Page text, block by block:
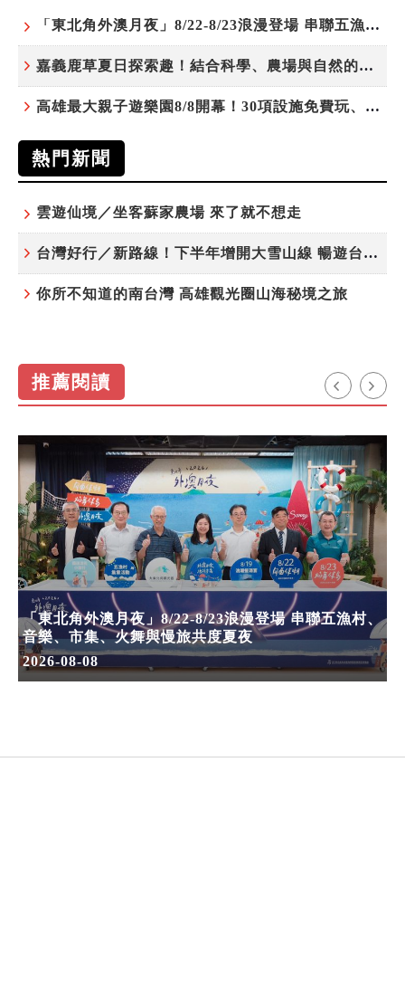
「東北角外澳月夜」8/22-8/23浪漫登場 串聯五漁村、音樂、市集、火舞與慢旅共度夏夜
嘉義鹿草夏日探索趣！結合科學、農場與自然的親子小旅行
高雄最大親子遊樂園8/8開幕！30項設施免費玩、YOYO家族嗨翻暑假
熱門新聞
雲遊仙境／坐客蘇家農場 來了就不想走
台灣好行／新路線！下半年增開大雪山線 暢遊台中更便利
你所不知道的南台灣 高雄觀光圈山海秘境之旅
推薦閱讀
「東北角外澳月夜」8/22-8/23浪漫登場 串聯五漁村、
音樂、市集、火舞與慢旅共度夏夜
2026-08-08